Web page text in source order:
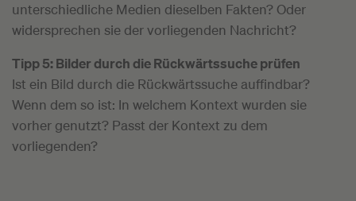
unterschiedliche Medien dieselben Fakten? Oder
widersprechen sie der vorliegenden Nachricht?
Tipp 5: Bilder durch die Rückwärtssuche prüfen
Ist ein Bild durch die Rückwärtssuche auffindbar?
Wenn dem so ist: In welchem Kontext wurden sie
vorher genutzt? Passt der Kontext zu dem
vorliegenden?